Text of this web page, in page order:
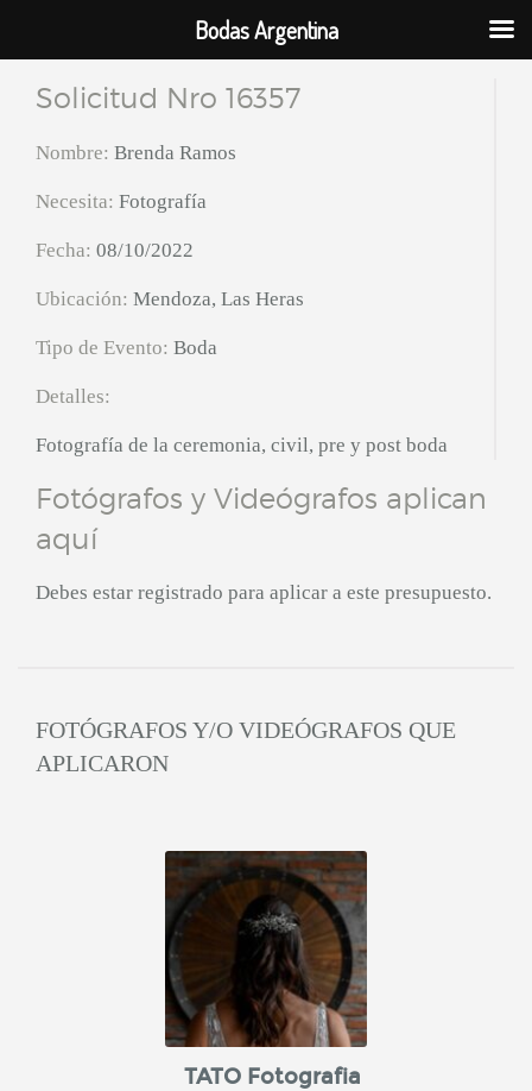
Solicitud Nro 16357
Nombre: Brenda Ramos
Necesita: Fotografía
Fecha: 08/10/2022
Ubicación: Mendoza, Las Heras
Tipo de Evento: Boda
Detalles:
Fotografía de la ceremonia, civil, pre y post boda
Fotógrafos y Videógrafos aplican
aquí
Debes estar registrado para aplicar a este presupuesto.
FOTÓGRAFOS Y/O VIDEÓGRAFOS QUE
APLICARON
TATO Fotografia
Bodas Argentina